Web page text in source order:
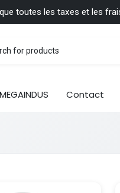
toutes les taxes et les
Contact